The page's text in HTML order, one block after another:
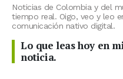
Noticias de Colombia y del
tiempo real. Oigo, veo y leo
comunicación nativo digital.
Lo que leas hoy en
noticia.